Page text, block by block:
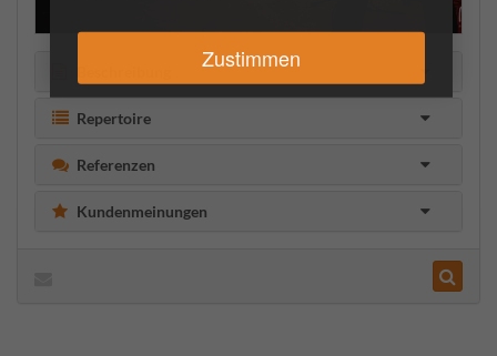
Zustimmen
Repertoire
Referenzen
Kundenmeinungen